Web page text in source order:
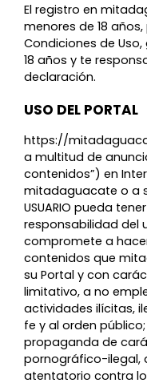
El registro en
menores de 18
Condiciones de
18 años y te
declaración.
USO DEL PORTAL
https://
a multitud de
contenidos”) en
mitadaguacate o a
USUARIO pueda
responsabilidad del
compromete a
contenidos que
su Portal y con
limitativo, a no
actividades ilícitas,
fe y al orden
propaganda de
pornográfico-ilegal,
atentatorio contra